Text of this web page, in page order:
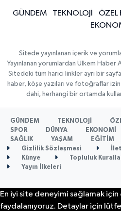
GÜNDEM TEKNOLOJİ ÖZEL
Sitede yayınlanan içerik ve
Yayınlanan yorumlardan Ülkem Haber
Sitedeki tüm harici linkler ayrı bir
haber, köşe yazıları ve fotoğraflar izin
dahi, herhangi bir ortamda
GÜNDEM TEKNOLOJİ
SPOR
DÜNYA EKONOMİ
SAĞLIK
YAŞAM
EĞİTİM
Gizlilik Sözleşmesi
Künye
Topluluk
Yayın İlkeleri
En iyi site deneyimi sağlamak
faydalanıyoruz. Detaylar için